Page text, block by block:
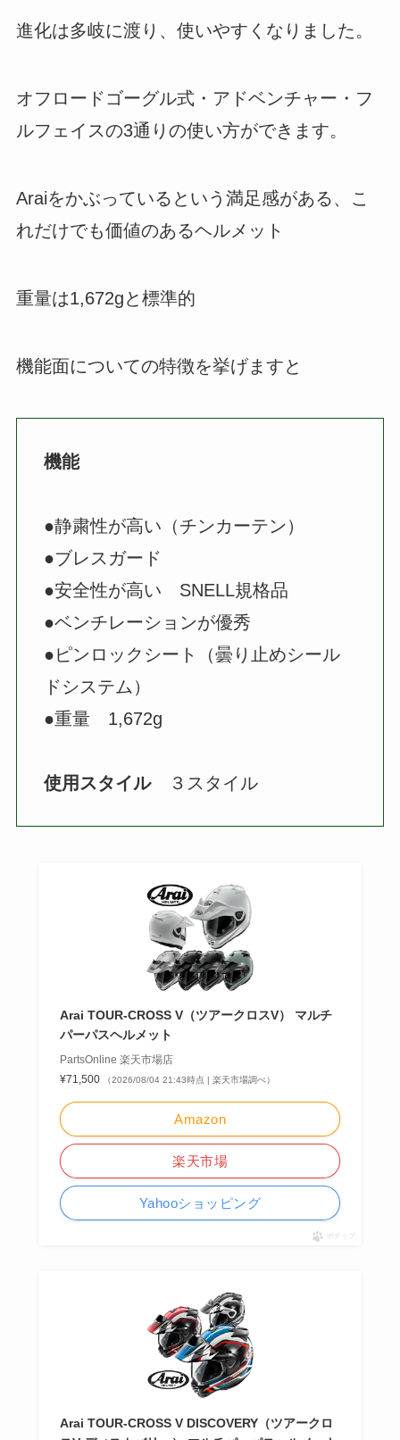
進化は多岐に渡り、使いやすくなりました。
オフロードゴーグル式・アドベンチャー・フ
ルフェイスの3通りの使い方ができます。
Araiをかぶっているという満足感がある、こ
れだけでも価値のあるヘルメット
重量は1,672gと標準的
機能面についての特徴を挙げますと
機能
●静粛性が高い（チンカーテン）
●ブレスガード
●安全性が高い SNELL規格品
●ベンチレーションが優秀
●ピンロックシート（曇り止めシール
ドシステム）
●重量 1,672g
使用スタイル ３スタイル
Arai TOUR-CROSS V（ツアークロスV） マルチ
パーパスヘルメット
PartsOnline 楽天市場店
¥71,500
（2026/08/04 21:43時点 | 楽天市場調べ）
Amazon
楽天市場
Yahooショッピング
ポチップ
Arai TOUR-CROSS V DISCOVERY（ツアークロ